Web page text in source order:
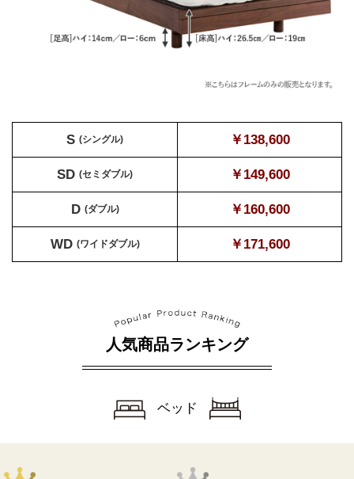
S (シングル) ￥138,600
SD (セミダブル) ￥149,600
D (ダブル) ￥160,600
WD (ワイドダブル) ￥171,600
人気商品ランキング
ベッド